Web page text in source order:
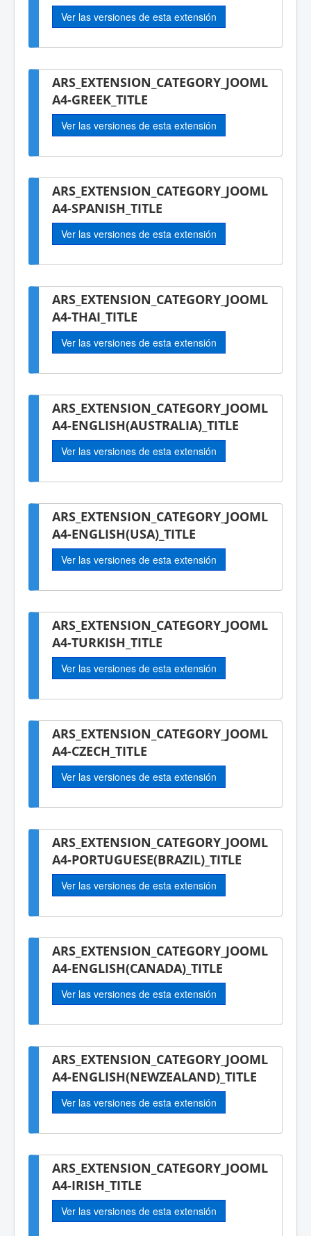
Ver las versiones de esta extensión
ARS_EXTENSION_CATEGORY_JOOML
A4-GREEK_TITLE
Ver las versiones de esta extensión
ARS_EXTENSION_CATEGORY_JOOML
A4-SPANISH_TITLE
Ver las versiones de esta extensión
ARS_EXTENSION_CATEGORY_JOOML
A4-THAI_TITLE
Ver las versiones de esta extensión
ARS_EXTENSION_CATEGORY_JOOML
A4-ENGLISH(AUSTRALIA)_TITLE
Ver las versiones de esta extensión
ARS_EXTENSION_CATEGORY_JOOML
A4-ENGLISH(USA)_TITLE
Ver las versiones de esta extensión
ARS_EXTENSION_CATEGORY_JOOML
A4-TURKISH_TITLE
Ver las versiones de esta extensión
ARS_EXTENSION_CATEGORY_JOOML
A4-CZECH_TITLE
Ver las versiones de esta extensión
ARS_EXTENSION_CATEGORY_JOOML
A4-PORTUGUESE(BRAZIL)_TITLE
Ver las versiones de esta extensión
ARS_EXTENSION_CATEGORY_JOOML
A4-ENGLISH(CANADA)_TITLE
Ver las versiones de esta extensión
ARS_EXTENSION_CATEGORY_JOOML
A4-ENGLISH(NEWZEALAND)_TITLE
Ver las versiones de esta extensión
ARS_EXTENSION_CATEGORY_JOOML
A4-IRISH_TITLE
Ver las versiones de esta extensión